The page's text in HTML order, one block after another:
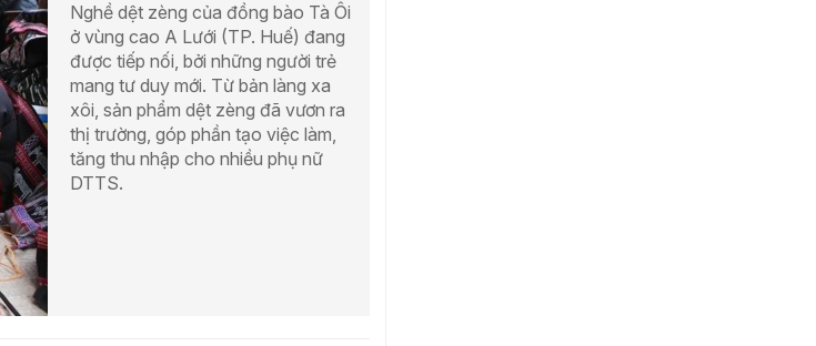
Nghề dệt zèng của đồng bào Tà Ôi
ở vùng cao A Lưới (TP. Huế) đang
được tiếp nối, bởi những người trẻ
mang tư duy mới. Từ bản làng xa
xôi, sản phẩm dệt zèng đã vươn ra
thị trường, góp phần tạo việc làm,
tăng thu nhập cho nhiều phụ nữ
DTTS.